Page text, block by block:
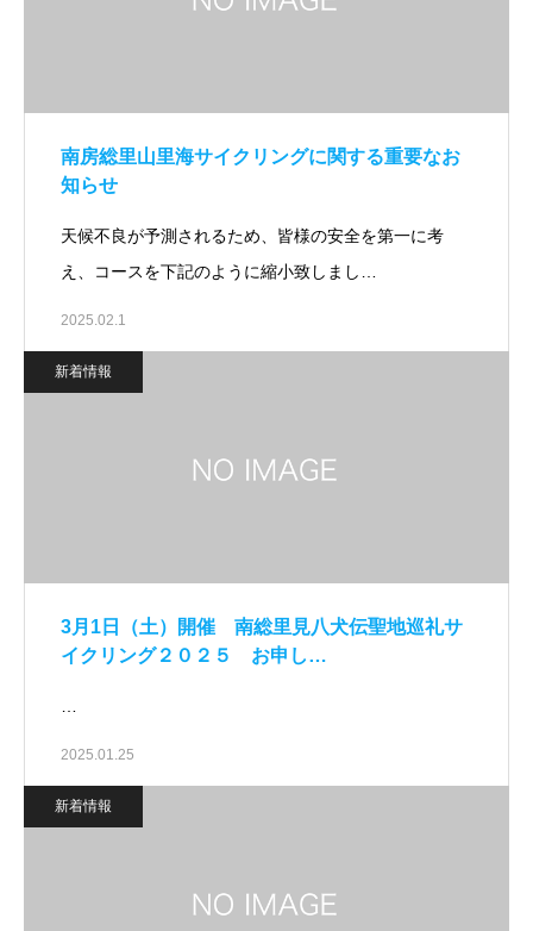
南房総里山里海サイクリングに関する重要なお
知らせ
天候不良が予測されるため、皆様の安全を第一に考
え、コースを下記のように縮小致しまし…
2025.02.1
新着情報
3月1日（土）開催 南総里見八犬伝聖地巡礼サ
イクリング２０２５ お申し…
2025.01.25
新着情報